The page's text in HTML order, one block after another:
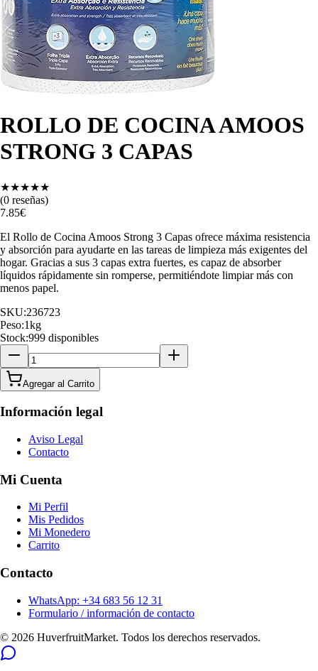
ROLLO DE COCINA AMOOS
STRONG 3 CAPAS
★★★★★
(0 reseñas)
7.85€
El Rollo de Cocina Amoos Strong 3 Capas ofrece máxima resistencia
y absorción para ayudarte en las tareas de limpieza más exigentes del
hogar. Gracias a sus 3 capas extra fuertes, es capaz de absorber
líquidos rápidamente sin romperse, permitiéndote limpiar más con
menos papel.
SKU:236723
Peso:1kg
Stock:999 disponibles
Agregar al Carrito
Información legal
Aviso Legal
Contacto
Mi Cuenta
Mi Perfil
Mis Pedidos
Mi Monedero
Carrito
Contacto
WhatsApp: +34 683 56 12 31
Formulario / información de contacto
© 2026 HuverfruitMarket. Todos los derechos reservados.